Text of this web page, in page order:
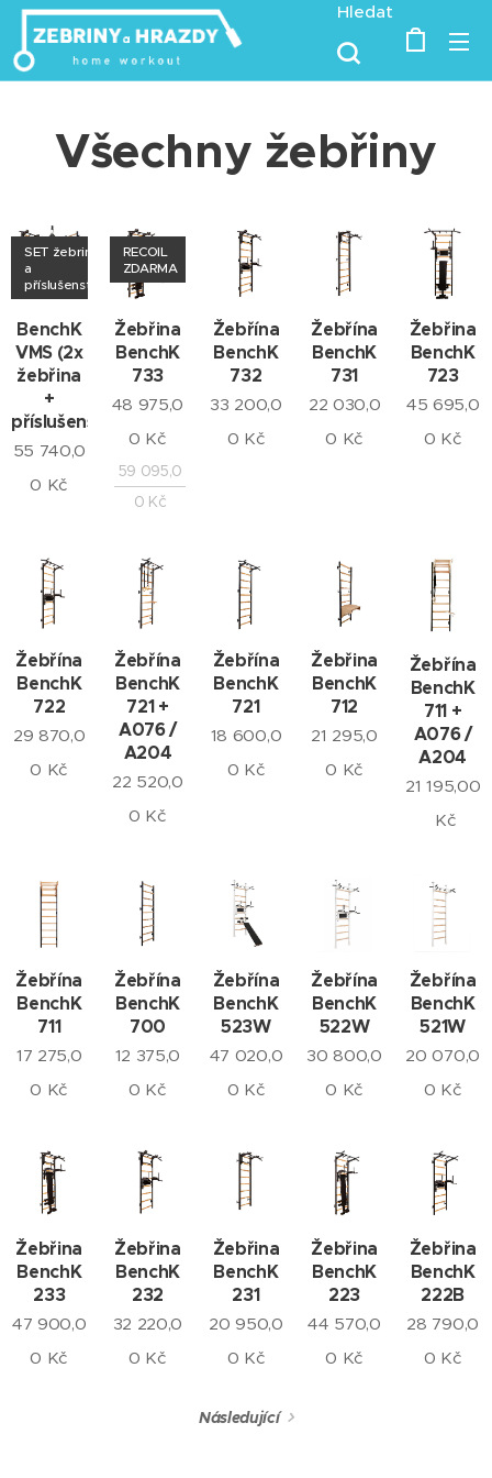
Hledat
Všechny žebřiny
BenchK
VMS (2x
žebřina
+
příslušenství)
SET žebrin
a
příslušenství
55 740,0
0 Kč
Žebřina
BenchK
733
RECOIL
ZDARMA
48 975,0
0 Kč
59 095,0
0 Kč
Žebřína
BenchK
732
33 200,0
0 Kč
Žebřína
BenchK
731
22 030,0
0 Kč
Žebřina
BenchK
723
45 695,0
0 Kč
Žebřína
BenchK
722
29 870,0
0 Kč
Žebřína
BenchK
721 +
A076 /
A204
22 520,0
0 Kč
Žebřína
BenchK
721
18 600,0
0 Kč
Žebřina
BenchK
712
21 295,0
0 Kč
Žebřína
BenchK
711 +
A076 /
A204
21 195,00
Kč
Žebřína
BenchK
711
17 275,0
0 Kč
Žebřína
BenchK
700
12 375,0
0 Kč
Žebřína
BenchK
523W
47 020,0
0 Kč
Žebřína
BenchK
522W
30 800,0
0 Kč
Žebřína
BenchK
521W
20 070,0
0 Kč
Žebřina
BenchK
233
47 900,0
0 Kč
Žebřina
BenchK
232
32 220,0
0 Kč
Žebřina
BenchK
231
20 950,0
0 Kč
Žebřina
BenchK
223
44 570,0
0 Kč
Žebřina
BenchK
222B
28 790,0
0 Kč
Následující